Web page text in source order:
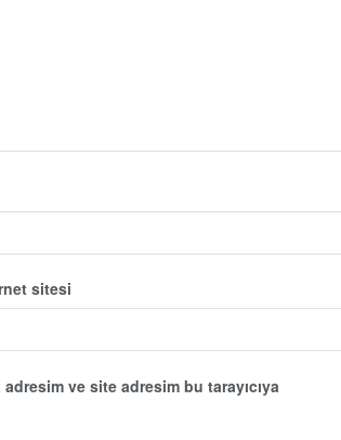
sitesi
ve site adresim bu tarayıcıya